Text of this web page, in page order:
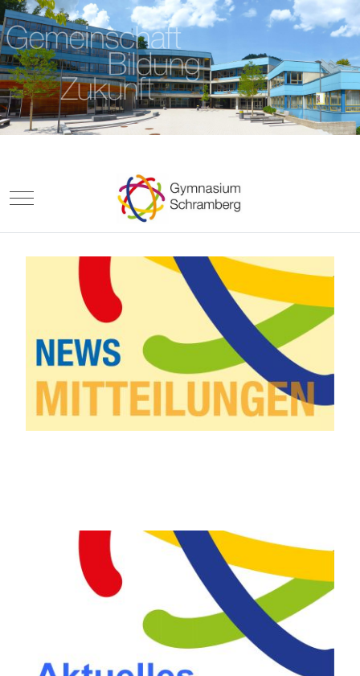
Mobile Menu Toggle